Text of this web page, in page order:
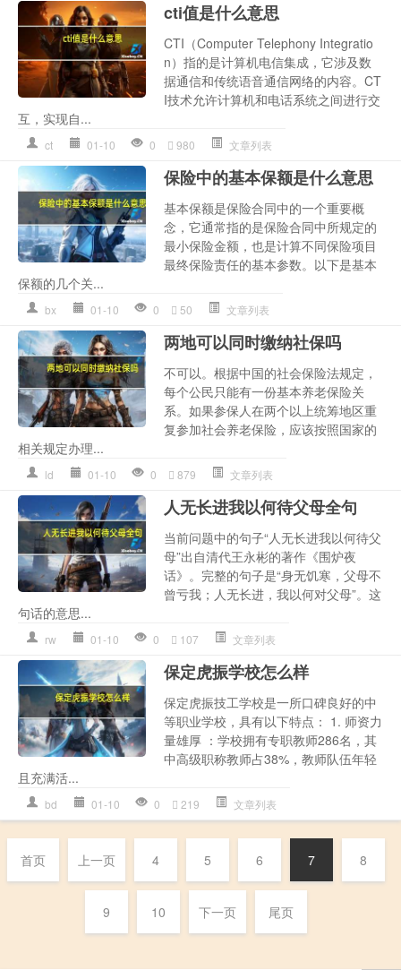
cti值是什么意思
CTI（Computer Telephony Integratio
n）指的是计算机电信集成，它涉及数
据通信和传统语音通信网络的内容。CT
I技术允许计算机和电话系统之间进行交
互，实现自...
ct 01-10 0 980 文章列表
保险中的基本保额是什么意思
基本保额是保险合同中的一个重要概
念，它通常指的是保险合同中所规定的
最小保险金额，也是计算不同保险项目
最终保险责任的基本参数。以下是基本
保额的几个关...
bx 01-10 0 50 文章列表
两地可以同时缴纳社保吗
不可以。根据中国的社会保险法规定，
每个公民只能有一份基本养老保险关
系。如果参保人在两个以上统筹地区重
复参加社会养老保险，应该按照国家的
相关规定办理...
ld 01-10 0 879 文章列表
人无长进我以何待父母全句
当前问题中的句子“人无长进我以何待父
母”出自清代王永彬的著作《围炉夜
话》。完整的句子是“身无饥寒，父母不
曾亏我；人无长进，我以何对父母”。这
句话的意思...
rw 01-10 0 107 文章列表
保定虎振学校怎么样
保定虎振技工学校是一所口碑良好的中
等职业学校，具有以下特点： 1. 师资力
量雄厚 ：学校拥有专职教师286名，其
中高级职称教师占38%，教师队伍年轻
且充满活...
bd 01-10 0 219 文章列表
首页 上一页 4 5 6 7 8
9 10 下一页 尾页